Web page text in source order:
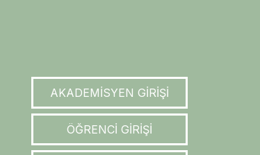
AKADEMİSYEN GİRİŞİ
ÖĞRENCİ GİRİŞİ